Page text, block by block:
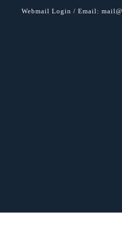
Webmail Login / Email: